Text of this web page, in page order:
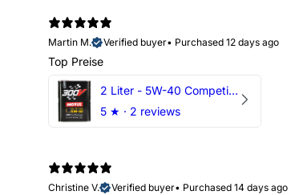
Martin M.
Verified buyer• Purchased 12 days ago
Top Preise
2 Liter - 5W-40 Competition 300V Motul Motoröl
5 ★ · 2 reviews
Christine V.
Verified buyer• Purchased 14 days ago